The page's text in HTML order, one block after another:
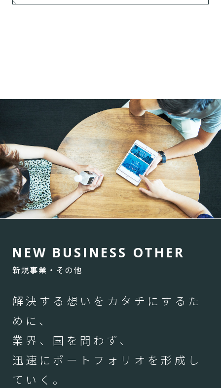
N EW BUSI NESS OTH ER
新規事業・その他
解決する想いをカタチにするた
めに、
業界、国を問わず、
迅速にポートフォリオを形成し
ていく。